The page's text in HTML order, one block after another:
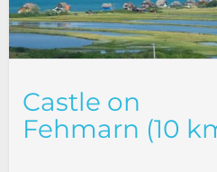
Castle on
Fehmarn (10